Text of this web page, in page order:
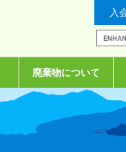
入
廃棄物について